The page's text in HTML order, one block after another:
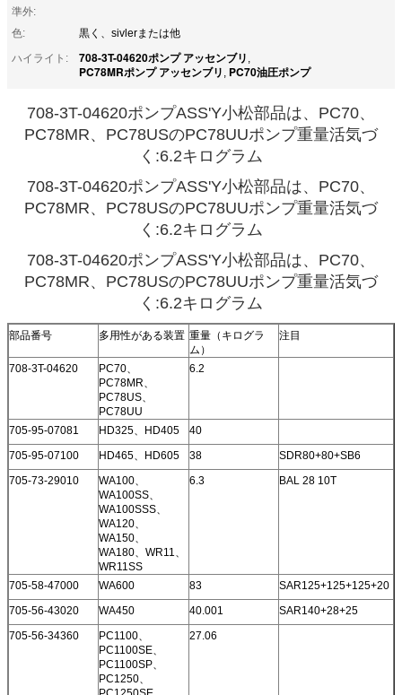
準外:
色:
黒く、sivlerまたは他
ハイライト:
708-3T-04620ポンプ アッセンブリ ,
PC78MRポンプ アッセンブリ , PC70油圧ポンプ
708-3T-04620ポンプASS'Y小松部品は、PC70、
PC78MR、PC78USのPC78UUポンプ重量活気づ
く:6.2キログラム
708-3T-04620ポンプASS'Y小松部品は、PC70、
PC78MR、PC78USのPC78UUポンプ重量活気づ
く:6.2キログラム
708-3T-04620ポンプASS'Y小松部品は、PC70、
PC78MR、PC78USのPC78UUポンプ重量活気づ
く:6.2キログラム
部品番号 多用性がある装置 重量（キログラ
ム）
注目
708-3T-04620
PC70、
PC78MR、
PC78US、
PC78UU
6.2
705-95-07081 HD325、HD405
40
705-95-07100
HD465、HD605 38
SDR80+80+SB6
705-73-29010
WA100、
WA100SS、
WA100SSS、
WA120、
WA150、
WA180、WR11、
WR11SS
6.3 BAL 28 10T
705-58-47000 WA600 83
SAR125+125+125+20
705-56-43020
WA450 40.001
SAR140+28+25
705-56-34360
PC1100、
PC1100SE、
PC1100SP、
PC1250、
27.06